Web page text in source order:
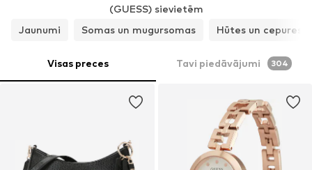
(GUESS) sievietēm
Jaunumi
Somas un mugursomas Hūtes un cepures
Visas preces Tavi piedāvājumi 304